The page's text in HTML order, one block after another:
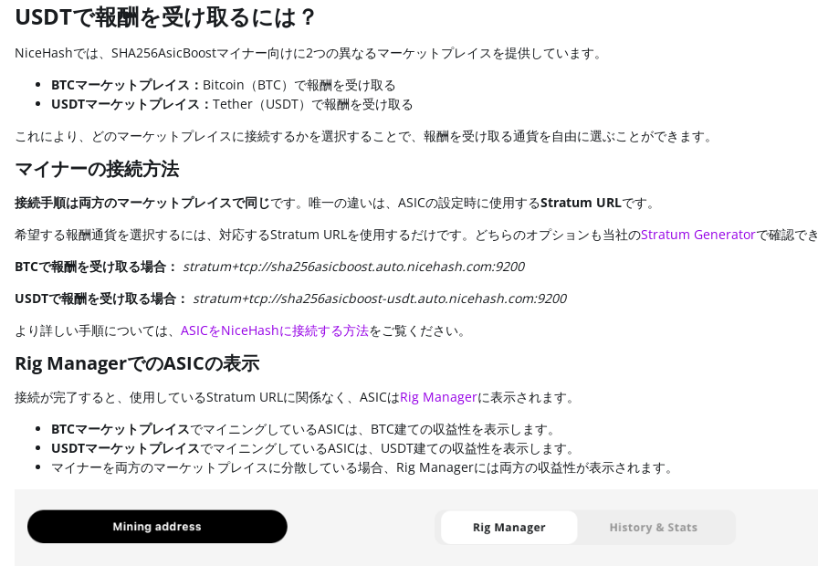
USDTで報酬を受け取るには？
NiceHashでは、SHA256AsicBoostマイナー向けに2つの異なるマーケットプレイスを提供しています。
BTCマーケットプレイス： Bitcoin（BTC）で報酬を受け取る
USDTマーケットプレイス： Tether（USDT）で報酬を受け取る
これにより、どのマーケットプレイスに接続するかを選択することで、報酬を受け取る通貨を自由に選ぶことができます。
マイナーの接続方法
接続手順は両方のマーケットプレイスで同じです。唯一の違いは、ASICの設定時に使用するStratum URLです。
希望する報酬通貨を選択するには、対応するStratum URLを使用するだけです。どちらのオプションも当社のStratum Generatorで確認で
BTCで報酬を受け取る場合： stratum+tcp://sha256asicboost.auto.nicehash.com:9200
USDTで報酬を受け取る場合： stratum+tcp://sha256asicboost-usdt.auto.nicehash.com:9200
より詳しい手順については、 ASICをNiceHashに接続する方法をご覧ください。
Rig ManagerでのASICの表示
接続が完了すると、使用しているStratum URLに関係なく、ASICはRig Managerに表示されます。
BTCマーケットプレイスでマイニングしているASICは、BTC建ての収益性を表示します。
USDTマーケットプレイスでマイニングしているASICは、USDT建ての収益性を表示します。
マイナーを両方のマーケットプレイスに分散している場合、Rig Managerには両方の収益性が表示されます。